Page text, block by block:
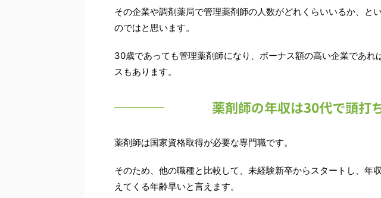
その企業や調剤薬局で管理薬剤師の人数がどれくらいいるか、と
のではと思います。
30歳であっても管理薬剤師になり、ボーナス額の高い企業であれ
スもあります。
薬剤師の年収は30代で頭打
薬剤師は国家資格取得が必要な専門職です。
そのため、他の職種と比較して、未経験新卒からスタートし、年
えてくる年齢早いと言えます。